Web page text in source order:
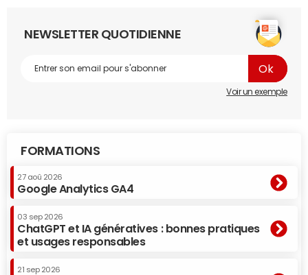
NEWSLETTER QUOTIDIENNE
Voir un exemple
FORMATIONS
27 aoû 2026
Google Analytics GA4
03 sep 2026
ChatGPT et IA génératives : bonnes pratiques
et usages responsables
21 sep 2026